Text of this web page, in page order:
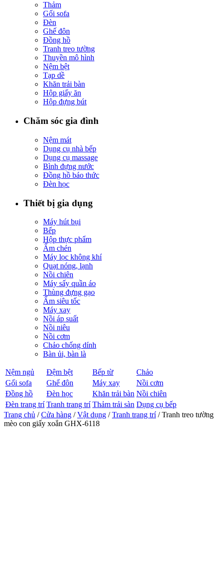
Thảm
Gối sofa
Đèn
Ghế đôn
Đồng hồ
Tranh treo tường
Thuyền mô hình
Nệm bệt
Tạp dề
Khăn trải bàn
Hộp giấy ăn
Hộp đựng bút
Chăm sóc gia đình
Nệm mát
Dụng cụ nhà bếp
Dụng cụ massage
Bình đựng nước
Đồng hồ báo thức
Đèn học
Thiết bị gia dụng
Máy hút bụi
Bếp
Hộp thực phẩm
Ấm chén
Máy lọc không khí
Quạt nóng, lạnh
Nồi chiên
Máy sấy quần áo
Thùng đựng gạo
Ấm siêu tốc
Máy xay
Nồi áp suất
Nồi niêu
Nồi cơm
Chảo chống dính
Bàn ủi, bàn là
Nệm ngủ Đệm bệt Bếp từ
Chảo
Gối sofa
Ghế đôn Máy xay
Nồi cơm
Đồng hồ
Đèn học Khăn trải bàn Nồi chiên
Đèn trang trí Tranh trang trí Thảm trải sàn Dụng cụ bếp
Trang chủ /Cửa hàng /Vật dụng /Tranh trang trí/ Tranh treo tường
mèo con giấy xoắn GHX-6118